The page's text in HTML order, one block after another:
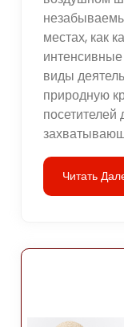
местах, как
виды
природную
Читать